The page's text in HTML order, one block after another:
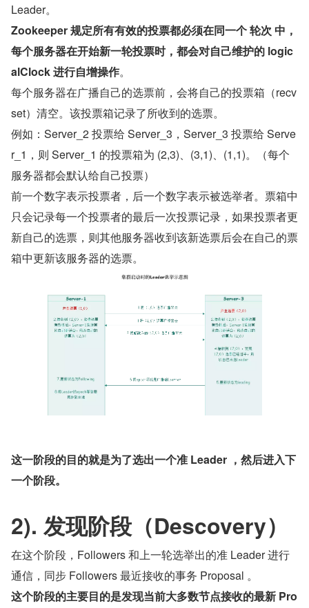
Leader。
Zookeeper 规定所有有效的投票都必须在同一个 轮次 中，
每个服务器在开始新一轮投票时，都会对自己维护的 logic
alClock 进行自增操作。
每个服务器在广播自己的选票前，会将自己的投票箱（recv
set）清空。该投票箱记录了所收到的选票。
例如：Server_2 投票给 Server_3，Server_3 投票给 Serve
r_1，则 Server_1 的投票箱为 (2,3)、(3,1)、(1,1)。（每个
服务器都会默认给自己投票）
前一个数字表示投票者，后一个数字表示被选举者。票箱中
只会记录每一个投票者的最后一次投票记录，如果投票者更
新自己的选票，则其他服务器收到该新选票后会在自己的票
箱中更新该服务器的选票。
这一阶段的目的就是为了选出一个准 Leader ，然后进入下
一个阶段。
2). 发现阶段（Descovery）
在这个阶段，Followers 和上一轮选举出的准 Leader 进行
通信，同步 Followers 最近接收的事务 Proposal 。
这个阶段的主要目的是发现当前大多数节点接收的最新 Pro